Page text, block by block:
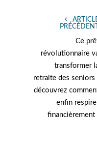
PRÉCÉDENT
Ce
révolutionnaire
transformer
retraite des seniors
découvrez
enfin
financièrement